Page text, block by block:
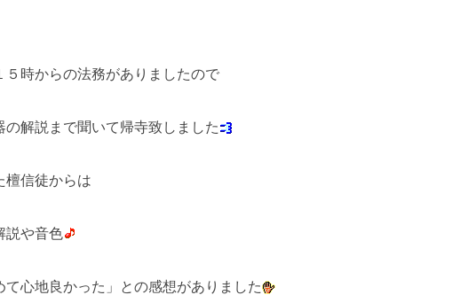
時からの法務がありましたので
解説まで聞いて帰寺致しました
信徒からは
や音色
心地良かった」との感想がありました